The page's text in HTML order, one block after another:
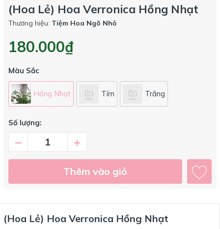
(Hoa Lẻ) Hoa Verronica Hồng Nhạt
Thương hiệu: Tiệm Hoa Ngõ Nhỏ
180.000₫
Màu Sắc
Hồng Nhạt Tím Trắng
Số lượng:
– +
Thêm vào giỏ
(Hoa Lẻ) Hoa Verronica Hồng Nhạt